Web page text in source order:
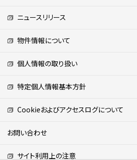
ニュースリリース
物件情報について
個人情報の取り扱い
特定個人情報基本方針
Cookieおよびアクセスログについて
お問い合わせ
サイト利用上の注意